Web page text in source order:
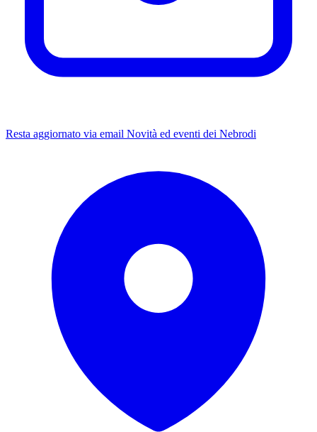
Resta aggiornato via email Novità ed eventi dei Nebrodi